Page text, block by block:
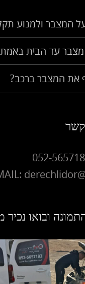
המצבר ולמנוע
מצבר עד הבית
את המצבר ברכב?
קשר
ובואו נכיר